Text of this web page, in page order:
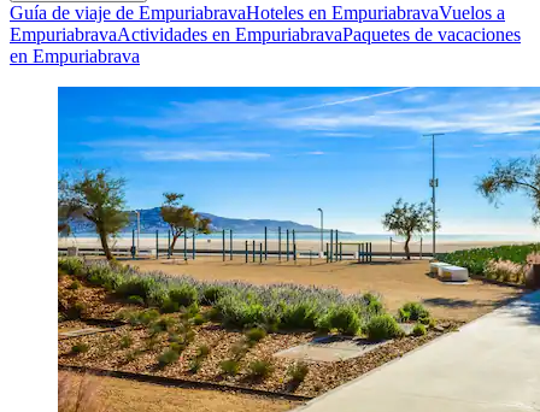
Guía de viaje de EmpuriabravaHoteles en EmpuriabravaVuelos a
EmpuriabravaActividades en EmpuriabravaPaquetes de vacaciones
en Empuriabrava